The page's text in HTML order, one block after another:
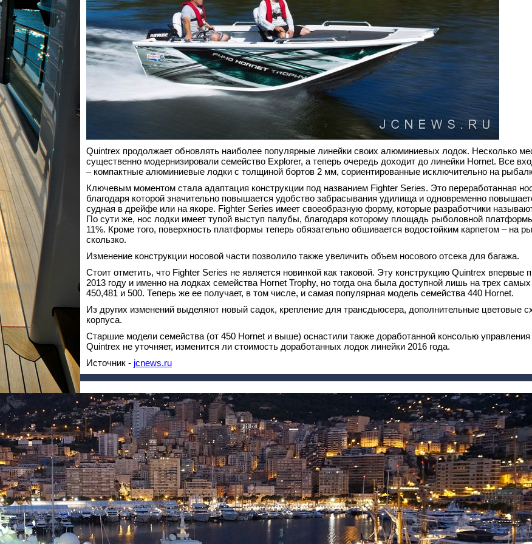
Quintrex продолжает обновлять наиболее популярные линейки своих алюминиевых лодок. Несколько
существенно модернизировали семейство Explorer, а теперь очередь доходит до линейки Hornet. Все
– компактные алюминиевые лодки с толщиной бортов 2 мм, сориентированные исключительно на
Ключевым моментом стала адаптация конструкции под названием Fighter Series. Это переработанная
благодаря которой значительно повышается удобство забрасывания удилища и одновременно
судная в дрейфе или на якоре. Fighter Series имеет своеобразную форму, которые разработчики
По сути же, нос лодки имеет тупой выступ палубы, благодаря которому площадь рыболовной
11%. Кроме того, поверхность платформы теперь обязательно обшивается водостойким карпетом – на
скользко.
Изменение конструкции носовой части позволило также увеличить объем носового отсека для багажа.
Стоит отметить, что Fighter Series не является новинкой как таковой. Эту конструкцию Quintrex впервые
2013 году и именно на лодках семейства Hornet Trophy, но тогда она была доступной лишь на трех
450,481 и 500. Теперь же ее получает, в том числе, и самая популярная модель семейства 440 Hornet.
Из других изменений выделяют новый садок, крепление для трансдьюсера, дополнительные цветовые
корпуса.
Старшие модели семейства (от 450 Hornet и выше) оснастили также доработанной консолью управления
Quintrex не уточняет, изменится ли стоимость доработанных лодок линейки 2016 года.
Источник - jcnews.ru